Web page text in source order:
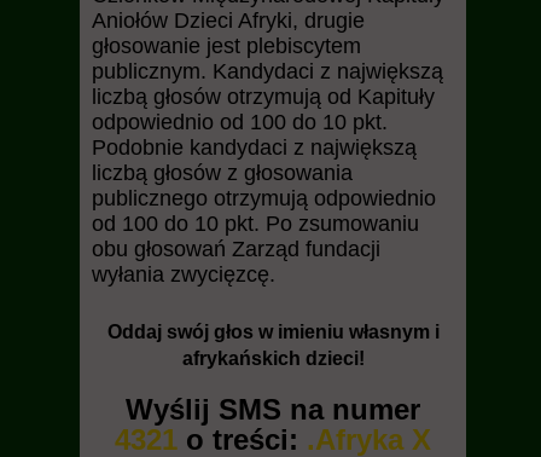
Aniołów Dzieci Afryki, drugie
głosowanie jest plebiscytem
publicznym. Kandydaci z największą
liczbą głosów otrzymują od Kapituły
odpowiednio od 100 do 10 pkt.
Podobnie kandydaci z największą
liczbą głosów z głosowania
publicznego otrzymują odpowiednio
od 100 do 10 pkt. Po zsumowaniu
obu głosowań Zarząd fundacji
wyłania zwycięzcę.
Oddaj swój głos w imieniu własnym i
afrykańskich dzieci!
Wyślij SMS na numer
4321 o treści: .Afryka X